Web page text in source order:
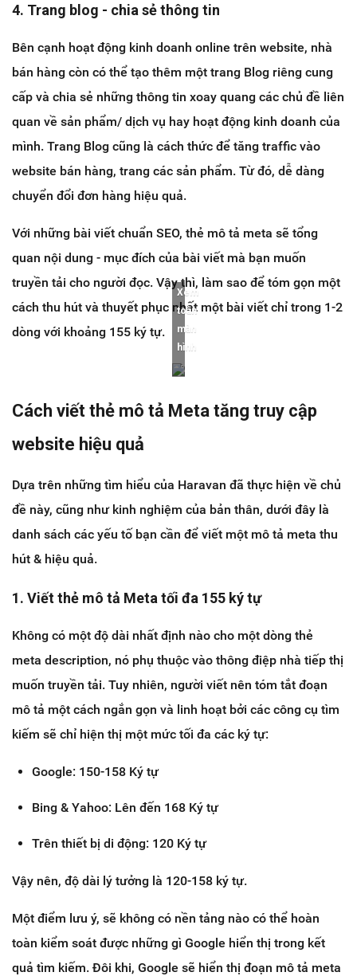
4. Trang blog - chia sẻ thông tin
Bên cạnh hoạt động kinh doanh online trên website, nhà
bán hàng còn có thể tạo thêm một trang Blog riêng cung
cấp và chia sẻ những thông tin xoay quang các chủ đề liên
quan về sản phẩm/ dịch vụ hay hoạt động kinh doanh của
mình. Trang Blog cũng là cách thức để tăng traffic vào
website bán hàng, trang các sản phẩm. Từ đó, dễ dàng
chuyển đổi đơn hàng hiệu quả.
Với những bài viết chuẩn SEO, thẻ mô tả meta sẽ tổng
quan nội dung - mục đích của bài viết mà bạn muốn
truyền tải cho người đọc. Vậy thì, làm sao để tóm gọn một
cách thu hút và thuyết phục nhất một bài viết chỉ trong 1-2
dòng với khoảng 155 ký tự.
Xem
toàn
màn
hình
Cách viết thẻ mô tả Meta tăng truy cập
website hiệu quả
Dựa trên những tìm hiểu của Haravan đã thực hiện về chủ
đề này, cũng như kinh nghiệm của bản thân, dưới đây là
danh sách các yếu tố bạn cần để viết một mô tả meta thu
hút & hiệu quả.
1. Viết thẻ mô tả Meta tối đa 155 ký tự
Không có một độ dài nhất định nào cho một dòng thẻ
meta description, nó phụ thuộc vào thông điệp nhà tiếp thị
muốn truyền tải. Tuy nhiên, người viết nên tóm tắt đoạn
mô tả một cách ngắn gọn và linh hoạt bởi các công cụ tìm
kiếm sẽ chỉ hiện thị một mức tối đa các ký tự:
Google: 150-158 Ký tự
Bing & Yahoo: Lên đến 168 Ký tự
Trên thiết bị di động: 120 Ký tự
Vậy nên, độ dài lý tưởng là 120-158 ký tự.
Một điểm lưu ý, sẽ không có nền tảng nào có thể hoàn
toàn kiểm soát được những gì Google hiển thị trong kết
quả tìm kiếm. Đôi khi, Google sẽ hiển thị đoạn mô tả meta